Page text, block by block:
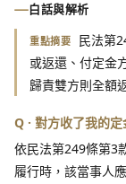
白話與解析
重點摘要
民法第
或返還、付定金
歸責雙方則全額
Q · 對方收了我的
依民法第249條第3
履行時，該當事人